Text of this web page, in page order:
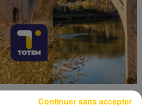
Continuer sans accepter